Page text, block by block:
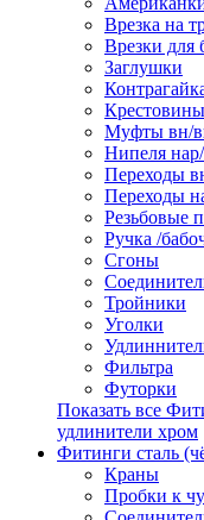
Врезка на
Врезки для
Заглушки
Крестовины
Муфты вн/
Нипеля
Переходы
Переходы
Резьбовые
Ручка /
Сгоны
Тройники
Уголки
Фильтра
Футорки
Показать все
удлинители хром
Фитинги сталь
Краны
Пробки к